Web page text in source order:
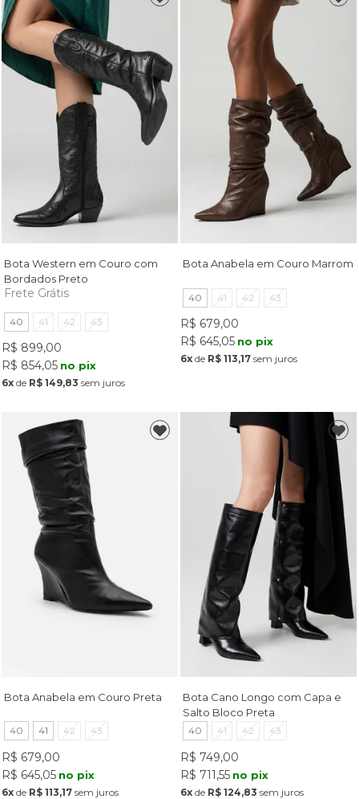
Bota Western em Couro com
Bordados Preto
Frete Grátis
40 41 42 43
R$ 899,00
R$ 854,05 no pix
6xde R$ 149,83 sem juros
Bota Anabela em Couro Marrom
40 41 42 43
R$ 679,00
R$ 645,05 no pix
6x de R$ 113,17 sem juros
Bota Anabela em Couro Preta
40 41 42 43
R$ 679,00
R$ 645,05 no pix
6xde R$ 113,17sem juros
Bota Cano Longo com Capa e
Salto Bloco Preta
40 41 42 43
R$ 749,00
R$ 711,55 no pix
6x de R$ 124,83 sem juros